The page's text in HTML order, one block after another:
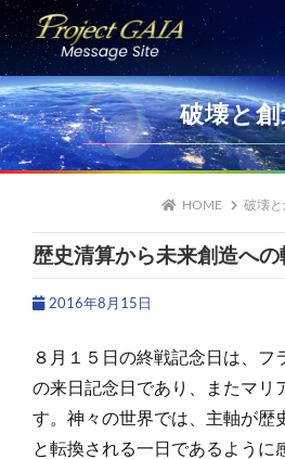
Skip
to
content
愛
日
宇
メ
破壊と
HOME 破壊と
歴史清算から未来創造への
2016年8月15日
８月１５日の終戦記念日は、フ
の来日記念日であり、またマリ
す。神々の世界では、主軸が歴
と転換される一日であるように